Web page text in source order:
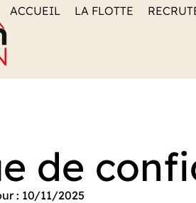
ACCUEIL LA FLOTTE
de
: 10/11/2025